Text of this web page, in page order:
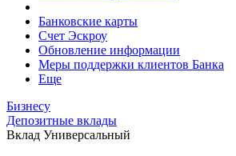
Банковские карты
Счет Эскроу
Обновление информации
Меры поддержки клиентов Банка
Еще
Бизнесу
Депозитные вклады
Вклад Универсальный